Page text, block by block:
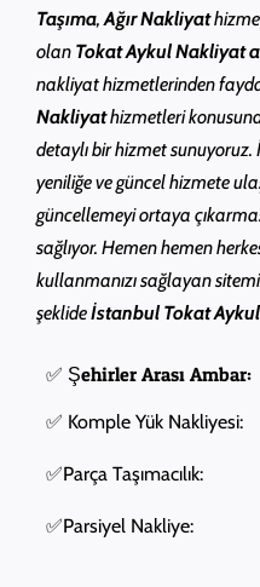
Taşıma,Ağır Nakliyat
olan TokatAykulNakliyat
nakliyat hizmetlerinden
Nakliyathizmetleri
detaylı bir hizmet
yeniliğe ve güncel hizmete
güncellemeyi ortaya
sağlıyor. Hemen hemen
kullanmanızı sağlayan
şeklideİstanbul Tokat Aykul
✅ Şehirler Arası Ambar:
✅ Komple Yük Nakliyesi:
✅Parça Taşımacılık:
✅Parsiyel Nakliye: